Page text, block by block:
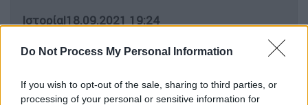
Do Not Process My Personal Information
If you wish to opt-out of the sale, sharing to third parties, or
processing of your personal or sensitive information for
Ιστορία|18.09.2021 19:24
Αθηναίοι τρέπουν σε φυγή τους
Μαραθώνα